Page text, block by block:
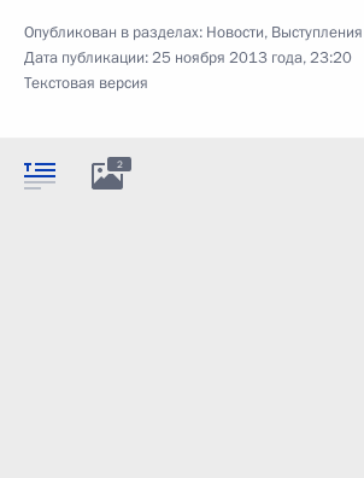
Опубликован в разделах: Новости,
Дата публикации:25 ноября 2013 года, 23:20
Текстовая версия
2